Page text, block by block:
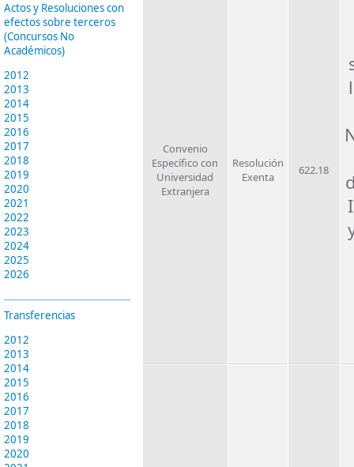
Actos y Resoluciones con
efectos sobre terceros
(Concursos No
Académicos)
2012
2013
2014
2015
2016
2017
2018
2019
2020
2021
2022
2023
2024
2025
2026
Transferencias
2012
2013
2014
2015
2016
2017
2018
2019
2020
Convenio
Específico con
Universidad
Extranjera
Resolución
Exenta
622.18